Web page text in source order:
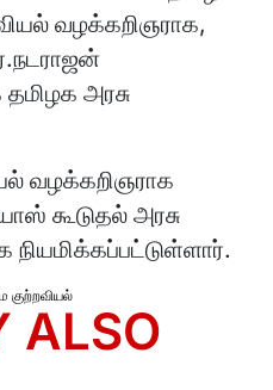
வழக்கறிஞராக,
அரசு
வழக்கறிஞராக
கூடுதல் அரசு
ALSO